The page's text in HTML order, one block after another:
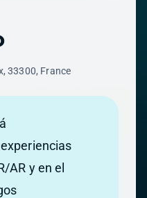
33300, France
AR y en el